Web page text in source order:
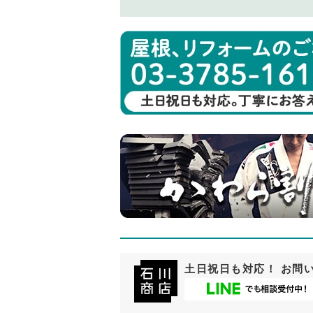
土日祝日も対応！ お問